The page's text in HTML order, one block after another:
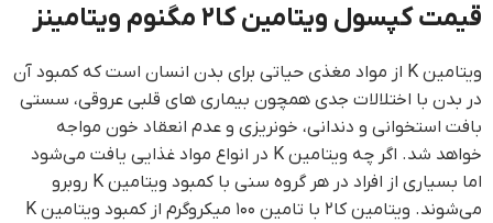
قیمت کپسول ویتامین کا۲ مگنوم ویتامینز
ویتامین K از مواد مغذی حیاتی برای بدن انسان است که کمبود آن
در بدن با اختلالات جدی همچون بیماری های قلبی عروقی، سستی
بافت استخوانی و دندانی، خونریزی و عدم انعقاد خون مواجه
خواهد شد. اگر چه ویتامین K در انواع مواد غذایی یافت می‌شود
اما بسیاری از افراد در هر گروه سنی با کمبود ویتامین K روبرو
می‌شوند. ویتامین کا۲ با تامین ۱۰۰ میکروگرم از کمبود ویتامین K